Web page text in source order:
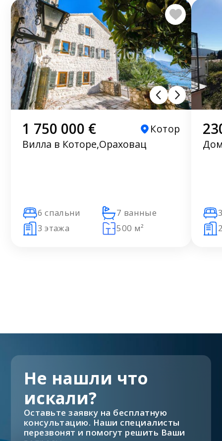
1 750 000 €
Котор
Вилла в Которе,Ораховац
6 спальни
7 ванные
3 этажа
500 м²
Не нашли что
искали?
Оставьте заявку на бесплатную
консультацию. Наши специалисты
перезвонят и помогут решить Ваши